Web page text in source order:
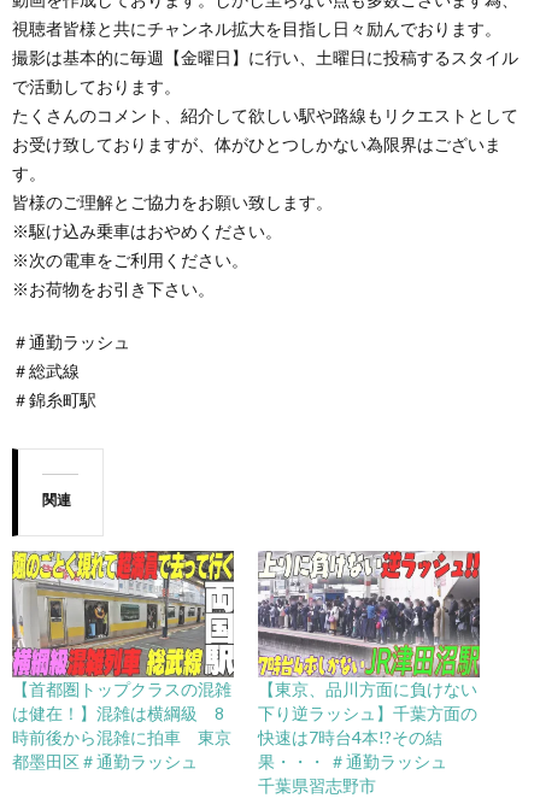
視聴者皆様と共にチャンネル拡大を目指し日々励んでおります。
撮影は基本的に毎週【金曜日】に行い、土曜日に投稿するスタイル
で活動しております。
たくさんのコメント、紹介して欲しい駅や路線もリクエストとして
お受け致しておりますが、体がひとつしかない為限界はございま
す。
皆様のご理解とご協力をお願い致します。
※駆け込み乗車はおやめください。
※次の電車をご利用ください。
※お荷物をお引き下さい。
＃通勤ラッシュ
＃総武線
＃錦糸町駅
関連
【首都圏トップクラスの混雑
は健在！】混雑は横綱級 8
時前後から混雑に拍車 東京
都墨田区＃通勤ラッシュ
【東京、品川方面に負けない
下り逆ラッシュ】千葉方面の
快速は7時台4本!?その結
果・・・ ＃通勤ラッシュ
千葉県習志野市